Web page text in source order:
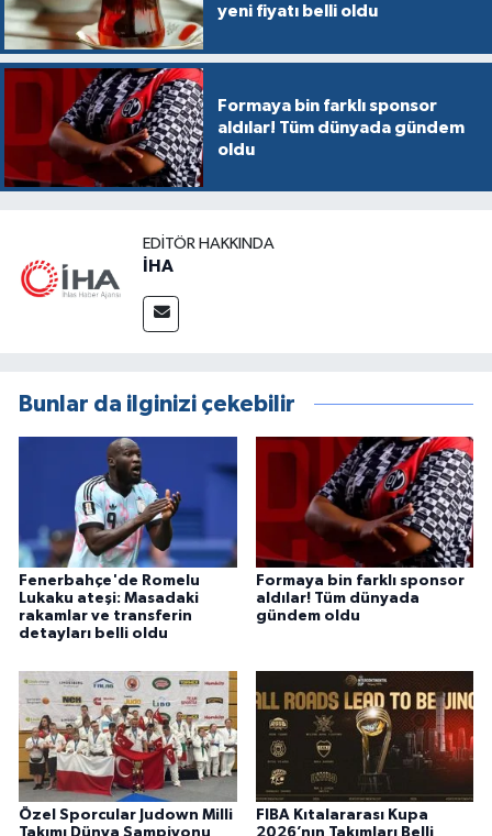
yeni fiyatı belli oldu
Formaya bin farklı sponsor
aldılar! Tüm dünyada gündem
oldu
EDITÖR HAKKINDA
İHA
Bunlar da ilginizi çekebilir
Fenerbahçe'de Romelu
Lukaku ateşi: Masadaki
rakamlar ve transferin
detayları belli oldu
Formaya bin farklı sponsor
aldılar! Tüm dünyada
gündem oldu
Özel Sporcular Judown Milli
FIBA Kıtalararası Kupa